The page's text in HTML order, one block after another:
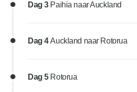
Dag 3 Paihia naar Auckland
Dag 4Auckland naar Rotorua
Dag 5 Rotorua